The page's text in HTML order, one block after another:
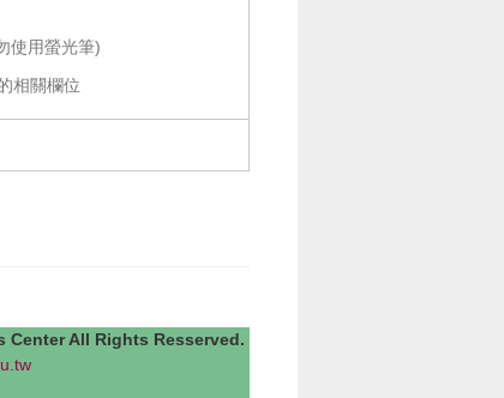
使用螢光筆)
相關欄位
Center All Rights Resserved.